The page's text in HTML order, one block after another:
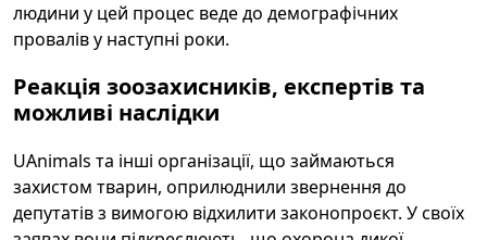
людини у цей процес веде до демографічних
провалів у наступні роки.
Реакція зоозахисників, експертів та
можливі наслідки
UAnimals та інші організації, що займаються
захистом тварин, оприлюднили звернення до
депутатів з вимогою відхилити законопроєкт. У своїх